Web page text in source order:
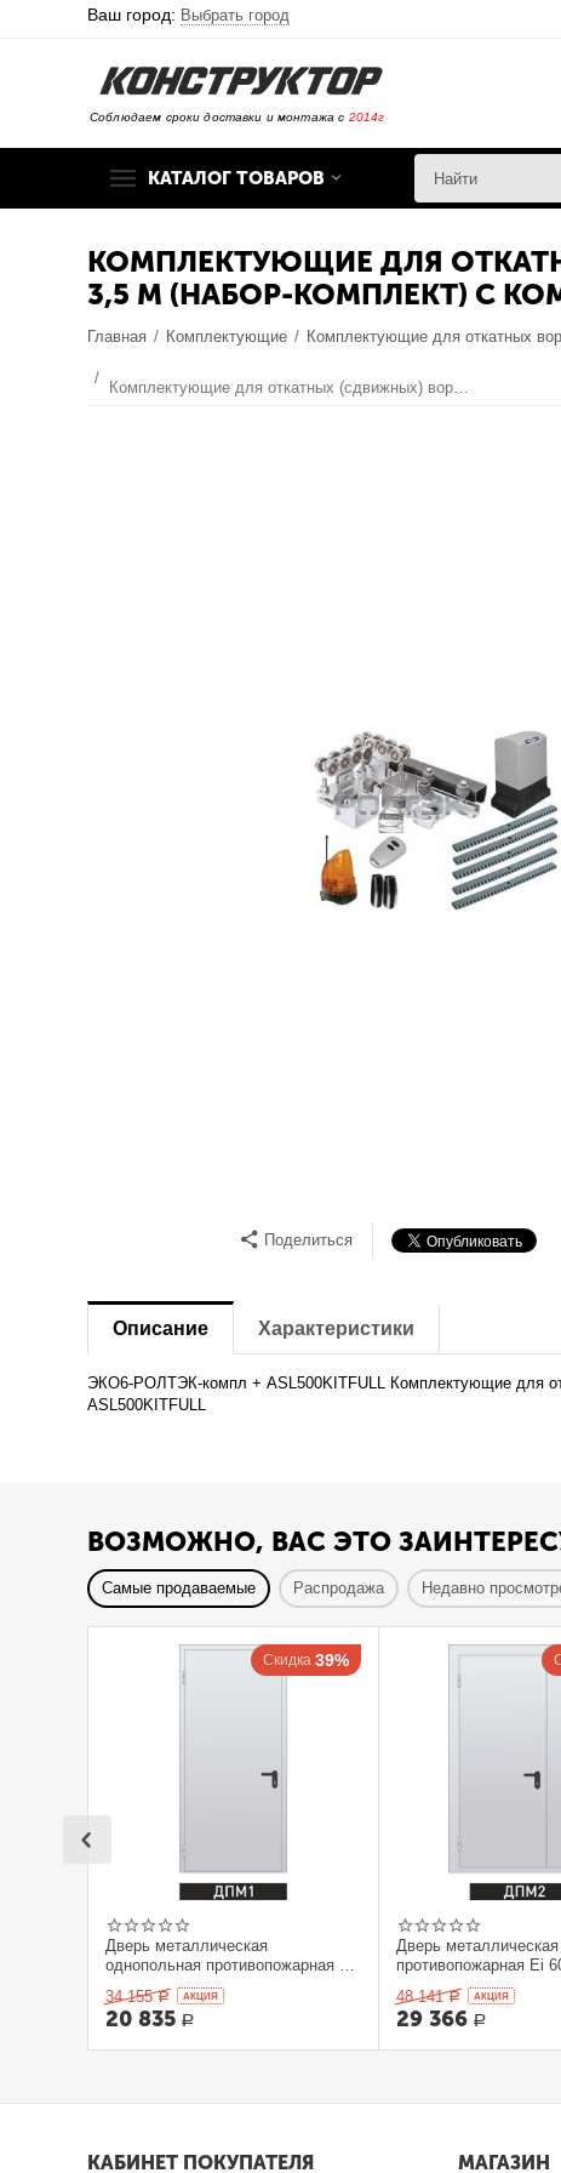
Ваш город: Выбрать город
Соблюдаем сроки доставки и монтажа с 2014г
КАТАЛОГ ТОВАРОВ
КОМПЛЕКТУЮЩИЕ ДЛЯ
3,5 М (НАБОР-КОМПЛЕКТ) С
Главная / Комплектующие / Комплектующие для откатных
/
Комплектующие для откатных (сдвижных) ворот весом до 500 кг или шириной до 3,5 м (набор-комплект) с комплектом автоматики DOORHAN SL-1300KIT
Поделиться
Описание Характеристики
ЭКО6-РОЛТЭК-компл + ASL500KITFULL Комплектующие для
ASL500KITFULL
ВОЗМОЖНО, ВАС ЭТО
Самые продаваемые Распродажа Недавно
Скидка 39%
Дверь металлическая
однопольная противопожарная Ei
60. 900 x 2100 выс.
34 155 Р AКЦИЯ
20 835 Р
Дверь
противопожарная Ei
2100 выс.
48 141 Р AКЦИЯ
29 366 Р
КАБИНЕТ ПОКУПАТЕЛЯ МАГАЗИН